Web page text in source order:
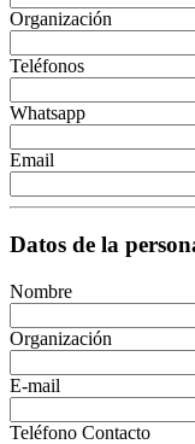
Organización
Teléfonos
Whatsapp
Email
Datos de la
Nombre
Organización
E-mail
Teléfono Contacto